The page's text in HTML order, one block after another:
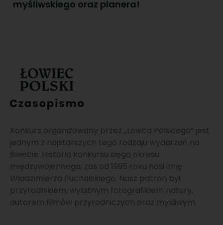
myśliwskiego oraz planera!
Konkurs organizowany przez „Łowca Polskiego” jest
jednym z najstarszych tego rodzaju wydarzeń na
świecie. Historia konkursu sięga okresu
międzywojennego, zaś od 1995 roku nosi imię
Włodzimierza Puchalskiego. Nasz patron był
przyrodnikiem, wybitnym fotografikiem natury,
autorem filmów przyrodniczych oraz myśliwym.